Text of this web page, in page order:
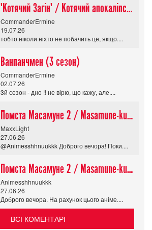
"Котячий Загін" / Котячий апокаліпсис / Cat Shit One
CommanderErmine
19.07.26
тобто ніколи ніхто не побачить це, якщо....
Ванпанчмен (3 сезон)
CommanderErmine
02.07.26
3й сезон - дно !! не вірю, що кажу, але....
Помста Масамуне 2 / Masamune-kun no Revenge R
MaxxLight
27.06.26
@Animesshhnuukkk Доброго вечора! Поки....
Помста Масамуне 2 / Masamune-kun no Revenge R
Animesshhnuukkk
27.06.26
Доброго вечора. На рахунок цього аніме....
ВСІ КОМЕНТАРІ